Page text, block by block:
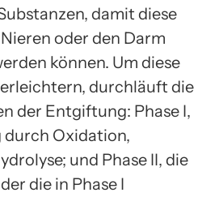
damit diese
oder den Darm
können. Um diese
durchläuft die
der Entgiftung: Phase I,
durch Oxidation,
und Phase II, die
die in Phase I